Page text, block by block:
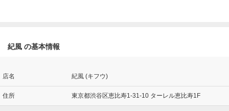
紀風 の基本情報
店名 紀風 (キフウ)
住所 東京都渋谷区恵比寿1-31-10 ターレル恵比寿1F